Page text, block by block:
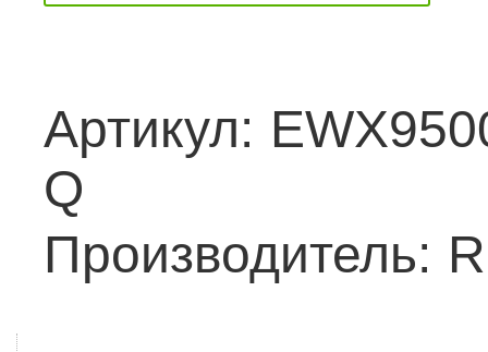
Артикул:
Q
Производитель: